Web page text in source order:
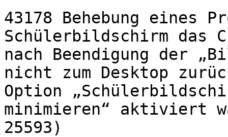
43178 Behebung eines
Schülerbildschirm das
nach Beendigung der
nicht zum Desktop
Option
minimieren“ aktiviert
25593)